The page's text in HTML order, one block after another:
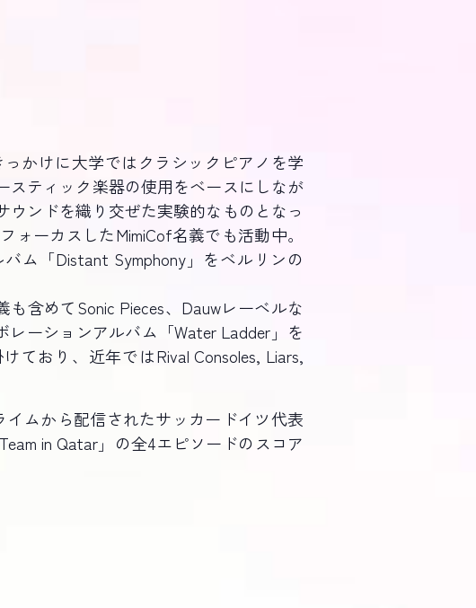
かけに大学ではクラシックピアノを学
ティック楽器の使用をベースにしなが
ンドを織り交ぜた実験的なものとなっ
ーカスしたMimiCof名義でも活動中。
ム「Distant Symphony」をベルリンの
含めてSonic Pieces、Dauwレーベルな
レーションアルバム「Water Ladder」を
ており、近年ではRival Consoles, Liars,
ムから配信されたサッカードイツ代表
in Qatar」の全4エピソードのスコア